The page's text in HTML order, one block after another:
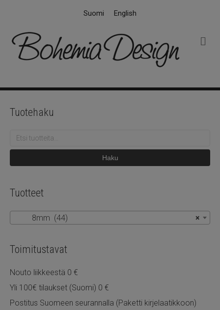
Suomi English
k
Tuotehaku
Etsi:
Haku
Tuotteet
×
8mm (44)
Toimitustavat
Nouto liikkeestä 0 €
Yli 100€ tilaukset (Suomi) 0 €
Postitus Suomeen seurannalla (Paketti kirjelaatikkoon)